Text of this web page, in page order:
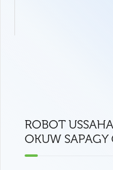
ROBOT
OKUW SAPAGY